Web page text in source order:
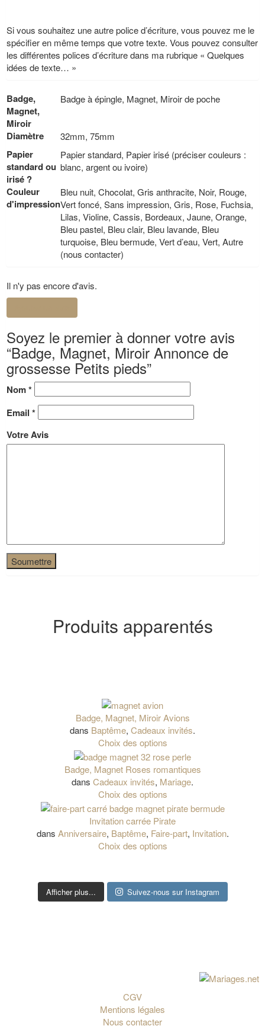
Si vous souhaitez une autre police d’écriture, vous pouvez me le
spécifier en même temps que votre texte. Vous pouvez consulter
les différentes polices d’écriture dans ma rubrique « Quelques
idées de texte… »
Badge,
Magnet,
Miroir
Badge à épingle, Magnet, Miroir de poche
Diamètre 32mm, 75mm
Papier
standard ou
irisé ?
Papier standard, Papier irisé (préciser couleurs :
blanc, argent ou ivoire)
Couleur
d'impression
Bleu nuit, Chocolat, Gris anthracite, Noir, Rouge,
Vert foncé, Sans impression, Gris, Rose, Fuchsia,
Lilas, Violine, Cassis, Bordeaux, Jaune, Orange,
Bleu pastel, Bleu clair, Bleu lavande, Bleu
turquoise, Bleu bermude, Vert d’eau, Vert, Autre
(nous contacter)
Il n'y pas encore d'avis.
Soyez le premier à donner votre avis
“Badge, Magnet, Miroir Annonce de
grossesse Petits pieds”
Nom*
Email *
Votre Avis
Produits apparentés
Badge, Magnet, Miroir Avions
dans Baptême, Cadeaux invités.
Choix des options
Badge, Magnet Roses romantiques
dans Cadeaux invités, Mariage.
Choix des options
Invitation carrée Pirate
dans Anniversaire, Baptême, Faire-part, Invitation.
Choix des options
Afficher plus... Suivez-nous sur Instagram
CGV
Mentions légales
Nous contacter